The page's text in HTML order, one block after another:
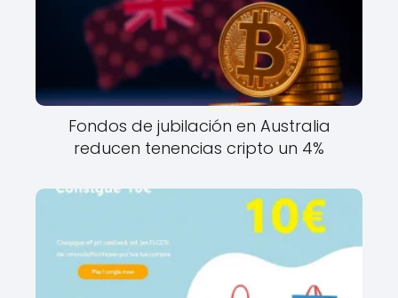
Fondos de jubilación en Australia
reducen tenencias cripto un 4%